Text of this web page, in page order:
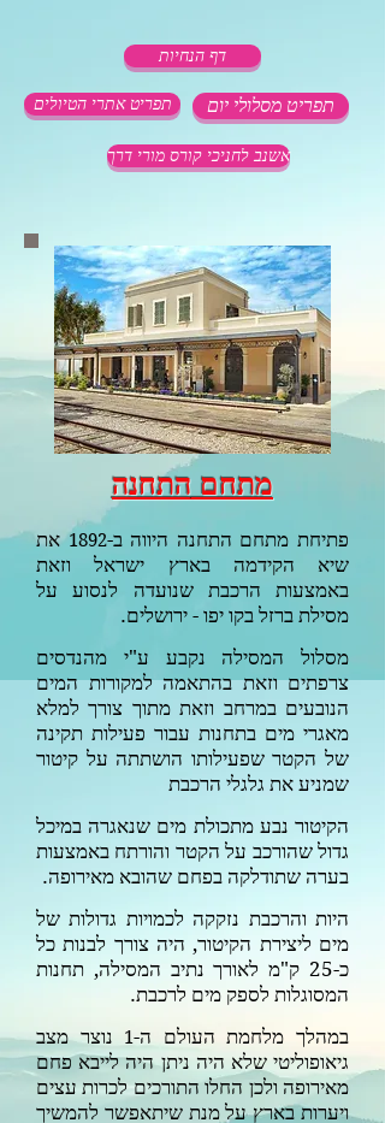
דף הנחיות
תפריט אתרי הטיולים
אשנב לחניכי קורס מורי דרך
תפריט מסלולי יום
מתחם התחנה
פתיחת מתחם התחנה היווה ב-1892 את
שיא הקידמה בארץ ישראל וזאת
באמצעות הרכבת שנועדה לנסוע על
מסילת ברזל בקו יפו - ירושלים.
מסלול המסילה נקבע ע"י מהנדסים
צרפתים וזאת בהתאמה למקורות המים
הנובעים במרחב וזאת מתוך צורך למלא
מאגרי מים בתחנות עבור פעילות תקינה
של הקטר שפעילותו הושתתה על קיטור
שמניע את גלגלי הרכבת
הקיטור נבע מתכולת מים שנאגרה במיכל
גדול שהורכב על הקטר והורתח באמצעות
בערה שתודלקה בפחם שהובא מאירופה.
היות והרכבת נזקקה לכמויות גדולות של
מים ליצירת הקיטור, היה צורך לבנות כל
כ-25 ק"מ לאורך נתיב המסילה, תחנות
המסוגלות לספק מים לרכבת.
במהלך מלחמת העולם ה-1 נוצר מצב
גיאופוליטי שלא היה ניתן היה לייבא פחם
מאירופה ולכן החלו התורכים לכרות עצים
ויערות בארץ על מנת שיתאפשר להמשיך